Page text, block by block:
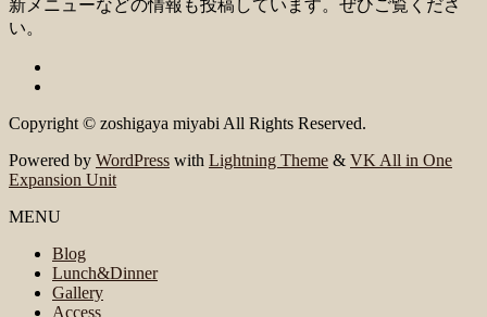
新メニューなどの情報も投稿しています。ぜひご覧くださ
い。
Copyright © zoshigaya miyabi All Rights Reserved.
Powered by WordPress with Lightning Theme & VK All in One
Expansion Unit
MENU
Blog
Lunch&Dinner
Gallery
Access